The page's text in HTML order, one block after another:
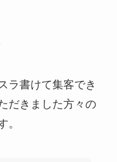
ラ書けて集客でき
だきました方々の
。